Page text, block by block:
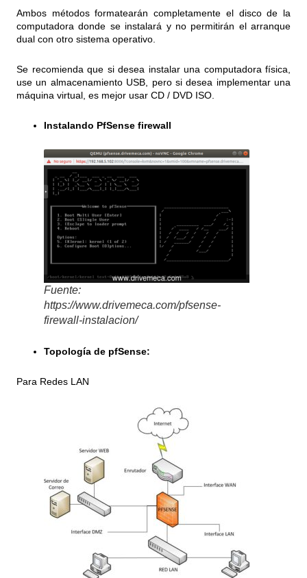
Ambos métodos formatearán completamente el disco de la
computadora donde se instalará y no permitirán el arranque
dual con otro sistema operativo.
Se recomienda que si desea instalar una computadora física,
use un almacenamiento USB, pero si desea implementar una
máquina virtual, es mejor usar CD / DVD ISO.
Instalando PfSense firewall
Fuente:
https://www.drivemeca.com/pfsense-
firewall-instalacion/
Topología de pfSense:
Para Redes LAN